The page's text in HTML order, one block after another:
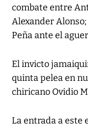
combate entre
Alexander Alonso;
Peña ante el
El invicto
quinta pelea en
chiricano Ovidio
La entrada a este